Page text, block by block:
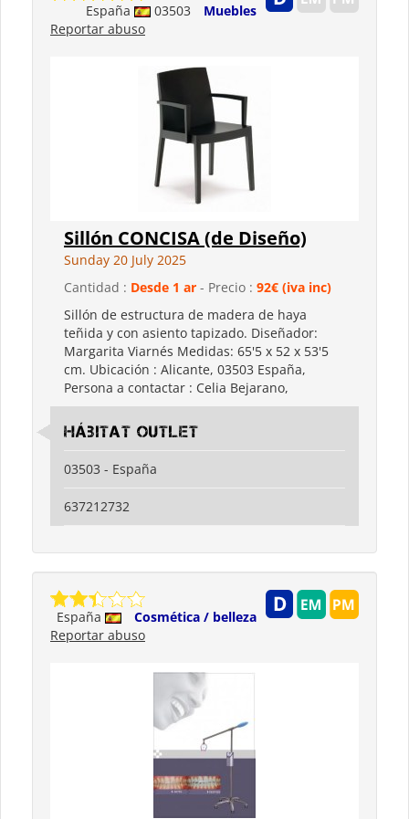
España 03503
Muebles
Reportar abuso
Sillón CONCISA (de Diseño)
Sunday 20 July 2025
Cantidad : Desde 1 ar - Precio : 92€ (iva inc)
Sillón de estructura de madera de haya
teñida y con asiento tapizado. Diseñador:
Margarita Viarnés Medidas: 65'5 x 52 x 53'5
cm. Ubicación : Alicante, 03503 España,
Persona a contactar : Celia Bejarano,
Hábitat Outlet
03503 - España
637212732
España
Cosmética / belleza
Reportar abuso